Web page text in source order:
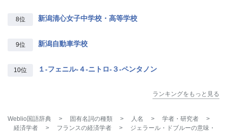
8位 新潟清心女子中学校・高等学校
9位 新潟自動車学校
10位 １‐フェニル‐４‐ニトロ‐３‐ペンタノン
ランキングをもっと見る
Weblio国語辞典 > 固有名詞の種類 > 人名 > 学者・研究者
>
経済学者
> フランスの経済学者 > ジェラール・ドブルーの意味・